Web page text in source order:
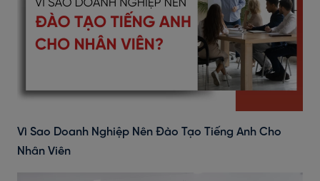
Vì Sao Doanh Nghiệp Nên Đào Tạo Tiếng Anh Cho
Nhân Viên